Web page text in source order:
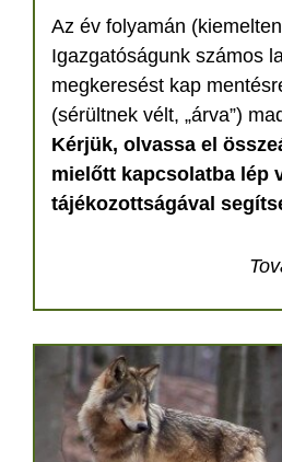
Az év folyamán
Igazgatóságunk számos
megkeresést kap
(sérültnek vélt, „árva”)
Kérjük, olvassa el
mielőtt kapcsolatba lép
tájékozottságával